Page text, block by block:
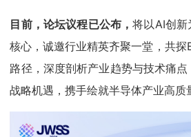
目前，论坛议程已公布，将以AI创新
核心，诚邀行业精英齐聚一堂，共探
路径，深度剖析产业趋势与技术痛
战略机遇，携手绘就半导体产业高质